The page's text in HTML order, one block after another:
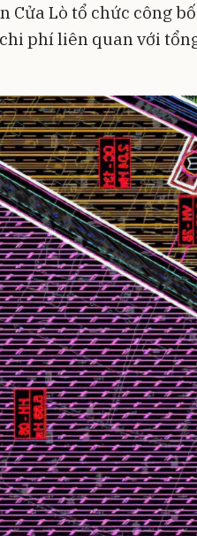
Cửa Lò tổ chức công
phí liên quan với